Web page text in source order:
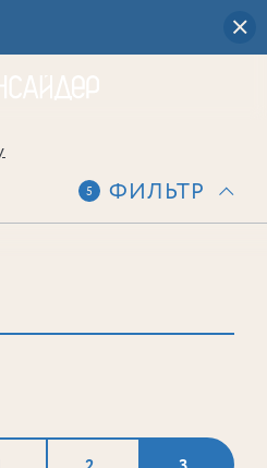
5 ФИЛЬТР
ни одного лота